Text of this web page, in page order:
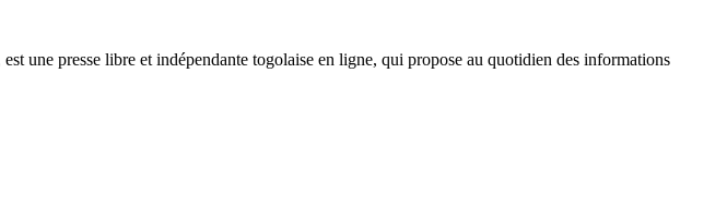
une presse libre et indépendante togolaise en ligne, qui propose au quotidien des informations